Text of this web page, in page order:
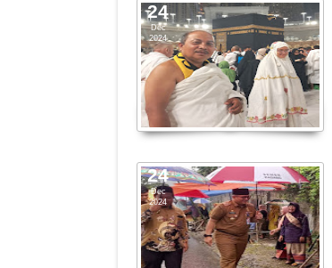
24
Dec
2024
24
Dec
2024